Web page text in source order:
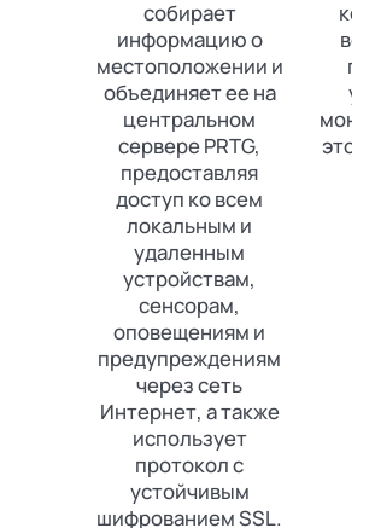
собирает
информацию о
местоположении и
объединяет ее на
центральном
сервере PRTG,
предоставляя
доступ ко всем
локальным и
удаленным
устройствам,
сенсорам,
оповещениям и
предупреждениям
через сеть
Интернет, а также
использует
протокол с
устойчивым
шифрованием SSL.
это